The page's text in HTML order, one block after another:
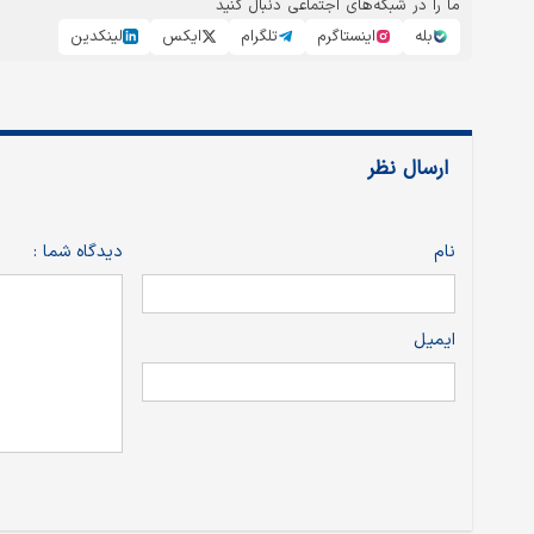
ما را در شبکه‌های اجتماعی دنبال کنید
بله
اینستاگرم تلگرام ایکس لینکدین
ارسال نظر
نام
ایمیل
دیدگاه شما :